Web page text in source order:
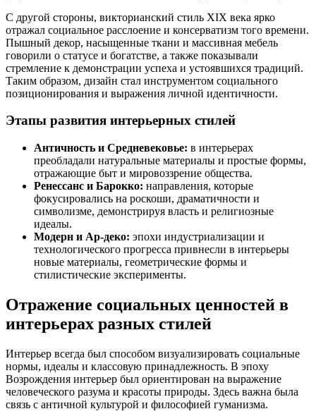
С другой стороны, викторианский стиль XIX века ярко
отражал социальное расслоение и консерватизм того времени.
Пышный декор, насыщенные ткани и массивная мебель
говорили о статусе и богатстве, а также показывали
стремление к демонстрации успеха и устоявшихся традиций.
Таким образом, дизайн стал инструментом социального
позиционирования и выражения личной идентичности.
Этапы развития интерьерных стилей
Античность и Средневековье: в интерьерах
преобладали натуральные материалы и простые формы,
отражающие быт и мировоззрение общества.
Ренессанс и Барокко: направления, которые
фокусировались на роскоши, драматичности и
символизме, демонстрируя власть и религиозные
идеалы.
Модерн и Ар-деко: эпохи индустриализации и
технологического прогресса привнесли в интерьеры
новые материалы, геометрические формы и
стилистические эксперименты.
Отражение социальных ценностей в
интерьерах разных стилей
Интерьер всегда был способом визуализировать социальные
нормы, идеалы и классовую принадлежность. В эпоху
Возрождения интерьер был ориентирован на выражение
человеческого разума и красоты природы. Здесь важна была
связь с античной культурой и философией гуманизма.